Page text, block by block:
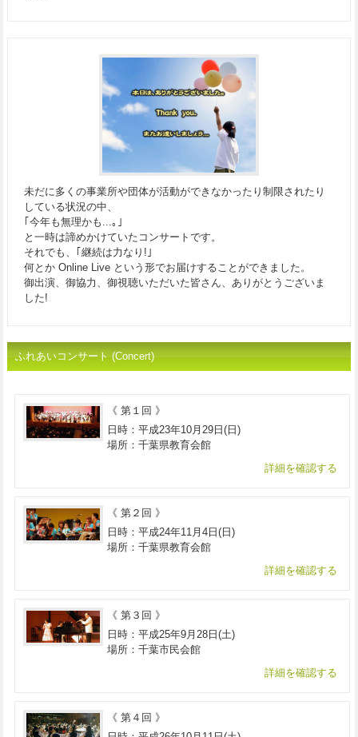
未だに多くの事業所や団体が活動ができなかったり制限されたり
している状況の中、
｢今年も無理かも...｡｣
と一時は諦めかけていたコンサートです。
それでも、｢継続は力なり!｣
何とか Online Live という形でお届けすることができました。
御出演、御協力、御視聴いただいた皆さん、ありがとうございま
した!
ふれあいコンサート (Concert)
《 第１回 》
日時：平成23年10月29日(日)
場所：千葉県教育会館
詳細を確認する
《 第２回 》
日時：平成24年11月4日(日)
場所：千葉県教育会館
詳細を確認する
《 第３回 》
日時：平成25年9月28日(土)
場所：千葉市民会館
詳細を確認する
《 第４回 》